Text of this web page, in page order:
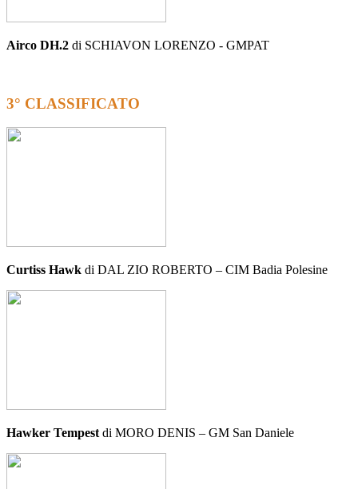
Airco DH.2 di SCHIAVON LORENZO - GMPAT
3° CLASSIFICATO
Curtiss Hawk di DAL ZIO ROBERTO – CIM Badia Polesine
Hawker Tempestdi MORO DENIS – GM San Daniele